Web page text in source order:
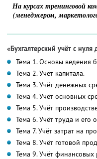
На курсах тренинговой
(менеджером,
«Бухгалтерский учёт с нуля
Тема 1. Основы ведения
Тема 2. Учёт капитала.
Тема 3. Учёт денежных
Тема 4. Учёт основных
Тема 5. Учёт
Тема 6. Учёт труда и его
Тема 7. Учёт затрат на
Тема 8. Учёт готовой
Тема 9. Учёт финансовых